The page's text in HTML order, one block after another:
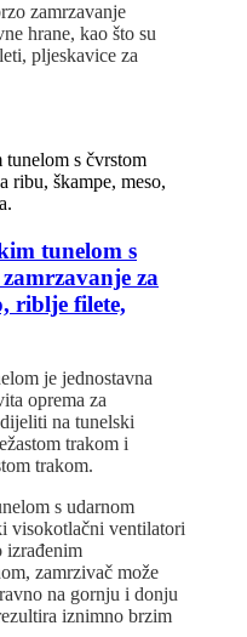
zamrzavanje
hrane, kao što su
pljeskavice za
tunelom s
za
riblje filete,
je jednostavna
oprema za
na tunelski
trakom i
trakom.
s udarnom
visokotlačni ventilatori
izrađenim
zamrzivač može
na gornju i donju
iznimno brzim